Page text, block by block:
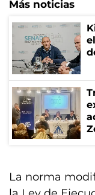
Más noticias
La norma